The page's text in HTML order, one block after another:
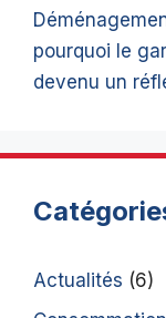
pourquoi le
devenu un
Actualités (6)